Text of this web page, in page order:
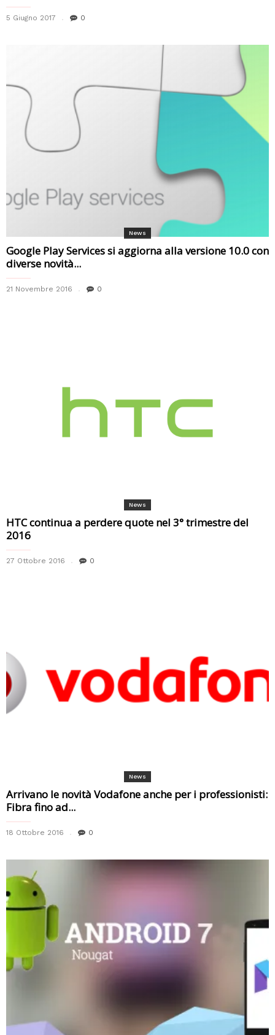
5 Giugno 2017 0
News
Google Play Services si aggiorna alla versione 10.0 con
diverse novità...
21 Novembre 2016 0
News
HTC continua a perdere quote nel 3° trimestre del
2016
27 Ottobre 2016 0
News
Arrivano le novità Vodafone anche per i professionisti:
Fibra fino ad...
18 Ottobre 2016 0